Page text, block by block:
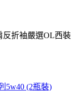
反折袖嚴選OL西裝
5w40 (2瓶裝)